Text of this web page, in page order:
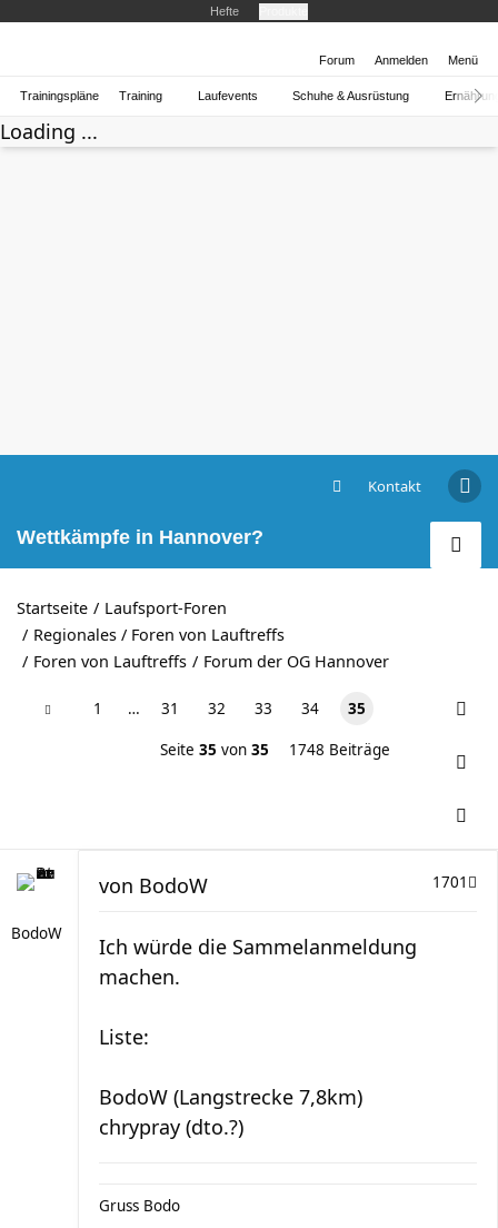
Hefte
Forum Anmelden Menü
Trainingspläne Training Laufevents Schuhe & Ausrüstung
Loading ...
Kontakt
Wettkämpfe in Hannover?
Startseite
Laufsport-Foren
Regionales / Foren von Lauftreffs
Foren von Lauftreffs
Forum der OG Hannover
1 … 31 32 33 34 35
Seite 35 von 35 1748 Beiträge
BodoW
1701
von BodoW
Ich würde die Sammelanmeldung
machen.
Liste:
BodoW (Langstrecke 7,8km)
chrypray (dto.?)
Gruss Bodo